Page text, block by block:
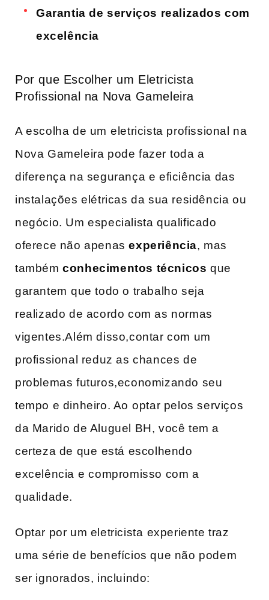
Garantia de serviços realizados com
excelência
Por que Escolher um Eletricista
Profissional​ na Nova Gameleira
A escolha de um⁣ eletricista profissional na
Nova Gameleira pode fazer⁤ toda a‌
diferença na​ segurança e eficiência das
instalações elétricas da sua residência ou⁢
negócio. Um especialista qualificado
oferece não apenasexperiência, mas
tambémconhecimentos técnicos que
garantem⁣ que todo o trabalho seja
realizado de acordo‌ com as normas
vigentes.Além disso,contar‌ com um⁤
profissional ​reduz as chances de
problemas futuros,economizando seu
tempo e dinheiro. Ao⁣ optar pelos serviços
da Marido de Aluguel BH, você tem a
certeza de que⁤ está escolhendo
excelência e⁣ compromisso com​ a
qualidade.
Optar por um eletricista⁤ experiente traz
uma série de benefícios que não podem
ser ignorados, incluindo: